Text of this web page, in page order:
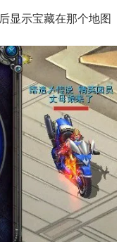
示宝藏在那个地图